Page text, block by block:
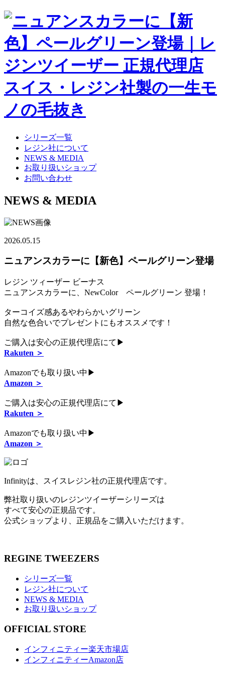
シリーズ一覧
レジン社について
NEWS & MEDIA
お取り扱いショップ
お問い合わせ
NEWS & MEDIA
2026.05.15
ニュアンスカラーに【新色】ペールグリーン登場
レジン ツィーザー ビーナス
ニュアンスカラーに、NewColor ペールグリーン 登場！
ターコイズ感あるやわらかいグリーン
自然な色合いでプレゼントにもオススメです！
ご購入は安心の正規代理店にて▶
Rakuten ＞
Amazonでも取り扱い中▶
Amazon ＞
ご購入は安心の正規代理店にて▶
Rakuten ＞
Amazonでも取り扱い中▶
Amazon ＞
Infinityは、スイスレジン社の正規代理店です。
弊社取り扱いのレジンツイーザーシリーズは
すべて安心の正規品です。
公式ショップより、正規品をご購入いただけます。
REGINE TWEEZERS
シリーズ一覧
レジン社について
NEWS & MEDIA
お取り扱いショップ
OFFICIAL STORE
インフィニティー楽天市場店
インフィニティーAmazon店